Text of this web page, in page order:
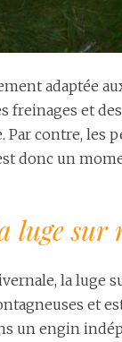
adaptée
freinages et
Par contre, les
donc un
luge sur
la luge
et
un engin